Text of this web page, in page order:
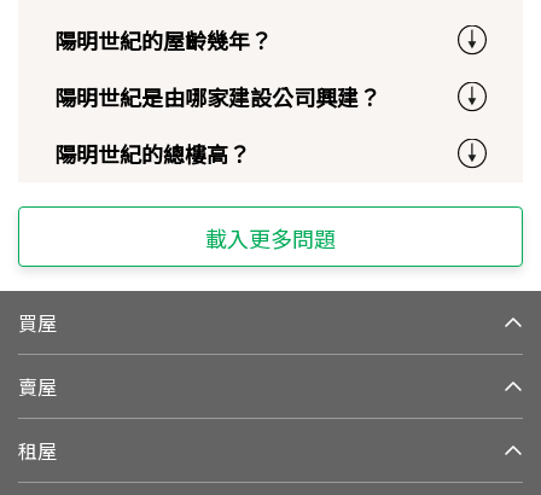
陽明世紀的屋齡幾年？
陽明世紀是由哪家建設公司興建？
陽明世紀的總樓高？
載入更多問題
買屋
賣屋
租屋